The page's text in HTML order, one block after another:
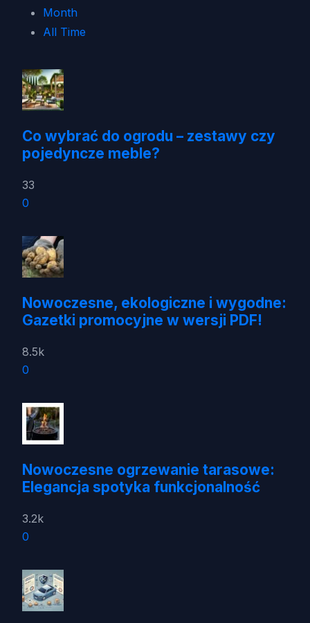
Month
All Time
Co wybrać do ogrodu – zestawy czy
pojedyncze meble?
33
0
Nowoczesne, ekologiczne i wygodne:
Gazetki promocyjne w wersji PDF!
8.5k
0
Nowoczesne ogrzewanie tarasowe:
Elegancja spotyka funkcjonalność
3.2k
0